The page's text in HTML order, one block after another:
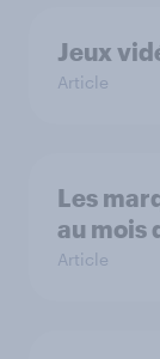
Jeux
Article
Les
au mois
Article